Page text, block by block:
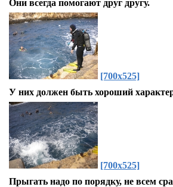
Они всегда помогают друг другу.
[700x525]
У них должен быть хороший
[700x525]
Прыгать надо по порядку, не всем